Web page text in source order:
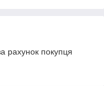
рахунок покупця